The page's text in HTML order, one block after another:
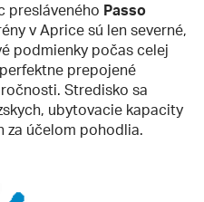
presláveného Passo
v Aprice sú len severné,
podmienky počas celej
prepojené
Stredisko sa
ubytovacie kapacity
za účelom pohodlia.